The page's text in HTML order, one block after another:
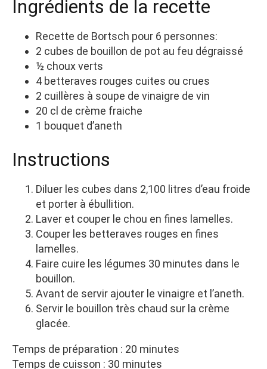
Ingrédients de la recette
Recette de Bortsch pour 6 personnes:
2 cubes de bouillon de pot au feu dégraissé
½ choux verts
4 betteraves rouges cuites ou crues
2 cuillères à soupe de vinaigre de vin
20 cl de crème fraiche
1 bouquet d’aneth
Instructions
Diluer les cubes dans 2,100 litres d’eau froide
et porter à ébullition.
Laver et couper le chou en fines lamelles.
Couper les betteraves rouges en fines
lamelles.
Faire cuire les légumes 30 minutes dans le
bouillon.
Avant de servir ajouter le vinaigre et l’aneth.
Servir le bouillon très chaud sur la crème
glacée.
Temps de préparation : 20 minutes
Temps de cuisson : 30 minutes